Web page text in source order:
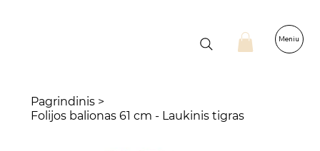
Meniu
Pagrindinis >
Folijos balionas 61 cm - Laukinis tigras